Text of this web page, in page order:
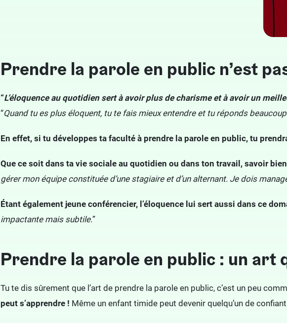
Prendre la parole en public n’est
“L’éloquence au quotidien sert à avoir plus de charisme et à avoir un
“Quand tu es plus éloquent, tu te fais mieux entendre et tu réponds
En effet, si tu développes ta faculté à prendre la parole en public, tu
Que ce soit dans ta vie sociale au quotidien ou dans ton travail, savoir
gérer mon équipe constituée d’une stagiaire et d’un alternant. Je dois
Étant également jeune conférencier, l’éloquence lui sert aussi dans ce
impactante mais subtile.”
Prendre la parole en public : un art
Tu te dis sûrement que l’art de prendre la parole en public, c’est un peu
peut s’apprendre ! Même un enfant timide peut devenir quelqu’un de confiant